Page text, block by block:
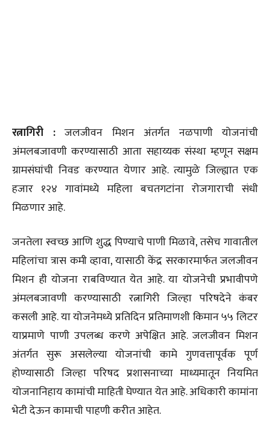
रत्नागिरी : जलजीवन मिशन अंतर्गत नळपाणी योजनांची
अंमलबजावणी करण्यासाठी आता सहाय्यक संस्था म्हणून सक्षम
ग्रामसंघांची निवड करण्यात येणार आहे. त्यामुळे जिल्ह्यात एक
हजार १२४ गावांमध्ये महिला बचतगटांना रोजगाराची संधी
मिळणार आहे.
जनतेला स्वच्छ आणि शुद्ध पिण्याचे पाणी मिळावे, तसेच गावातील
महिलांचा त्रास कमी व्हावा, यासाठी केंद्र सरकारमार्फत जलजीवन
मिशन ही योजना राबविण्यात येत आहे. या योजनेची प्रभावीपणे
अंमलबजावणी करण्यासाठी रत्नागिरी जिल्हा परिषदेने कंबर
कसली आहे. या योजनेमध्ये प्रतिदिन प्रतिमाणशी किमान ५५ लिटर
याप्रमाणे पाणी उपलब्ध करणे अपेक्षित आहे. जलजीवन मिशन
अंतर्गत सुरू असलेल्या योजनांची कामे गुणवत्तापूर्वक पूर्ण
होण्यासाठी जिल्हा परिषद प्रशासनाच्या माध्यमातून नियमित
योजनानिहाय कामांची माहिती घेण्यात येत आहे. अधिकारी कामांना
भेटी देऊन कामाची पाहणी करीत आहेत.